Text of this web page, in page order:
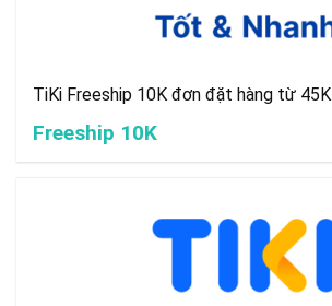
TiKi Freeship 10K đơn đặt hàng từ 45K
Freeship 10K